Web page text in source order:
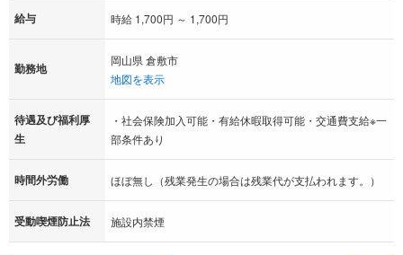
給与 時給 1,700円 ～ 1,700円
勤務地
岡山県 倉敷市
地図を表示
待遇及び福利厚
生
・社会保険加入可能・有給休暇取得可能・交通費支給※一
部条件あり
時間外労働 ほぼ無し（残業発生の場合は残業代が支払われます。）
受動喫煙防止法 施設内禁煙